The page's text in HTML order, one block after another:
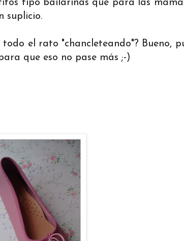
tipo bailarinas que para las
suplicio.
el rato "chancleteando"? Bueno,
que eso no pase más ;-)